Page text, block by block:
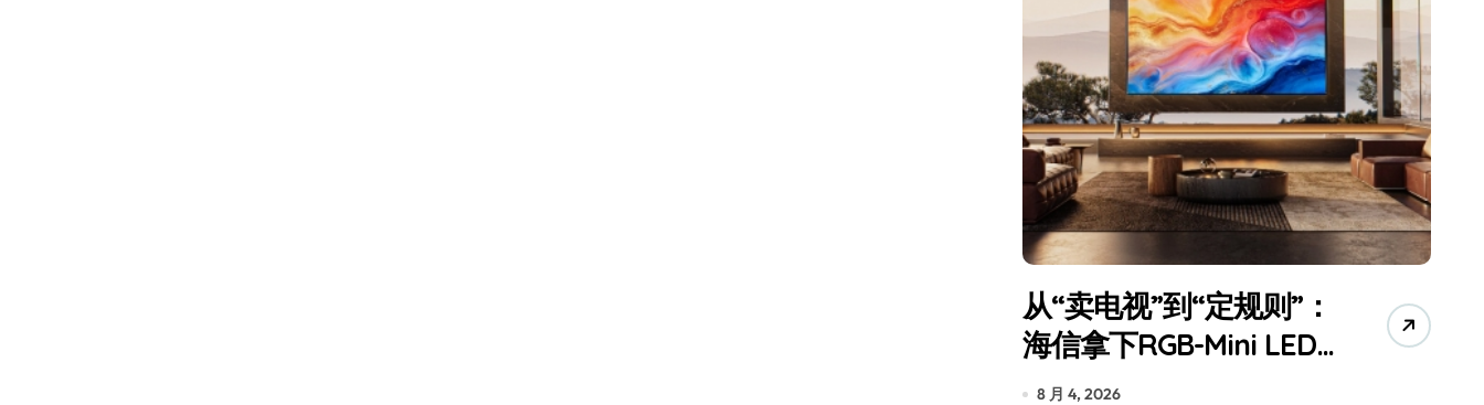
从“卖电视”到“定规则”：
海信拿下RGB-Mini LED
全球话语权
8 月 4, 2026